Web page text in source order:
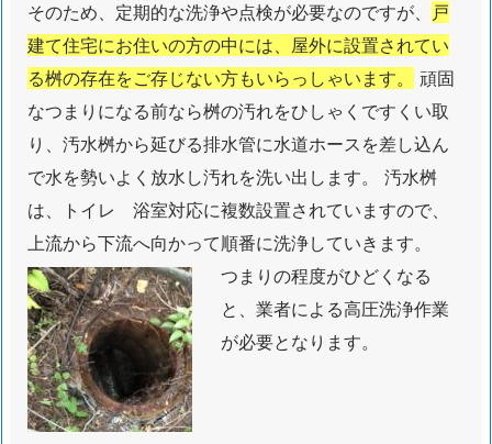
的
な
洗
浄
作
業
要
で
す
1.
3.
東
京
そのため、定期的な洗浄や点検が必要なのですが、
戸
建て住宅にお住いの方の中には、屋外に設置されてい
る桝の存在をご存じない方もいらっしゃいます。
頑固
なつまりになる前なら桝の汚れをひしゃくですくい取
り、汚水桝から延びる排水管に水道ホースを差し込ん
で水を勢いよく放水し汚れを洗い出します。 汚水桝
は、トイレ 浴室対応に複数設置されていますので、
上流から下流へ向かって順番に洗浄していきます。
つまりの程度がひどくなる
と、業者による高圧洗浄作業
が必要となります。